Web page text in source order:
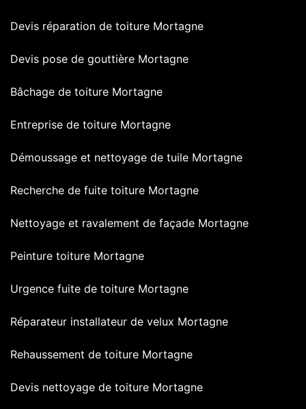
Devis réparation de toiture Mortagne
Devis pose de gouttière Mortagne
Bâchage de toiture Mortagne
Entreprise de toiture Mortagne
Démoussage et nettoyage de tuile Mortagne
Recherche de fuite toiture Mortagne
Nettoyage et ravalement de façade Mortagne
Peinture toiture Mortagne
Urgence fuite de toiture Mortagne
Réparateur installateur de velux Mortagne
Rehaussement de toiture Mortagne
Devis nettoyage de toiture Mortagne